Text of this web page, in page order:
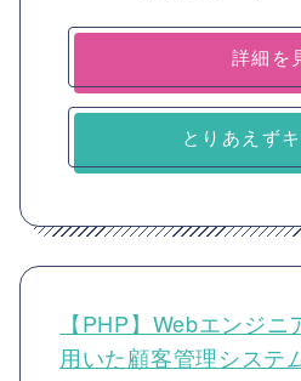
詳細を
とりあえず
【PHP】Webエンジ
用いた顧客管理システ